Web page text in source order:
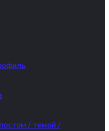
/ темой /